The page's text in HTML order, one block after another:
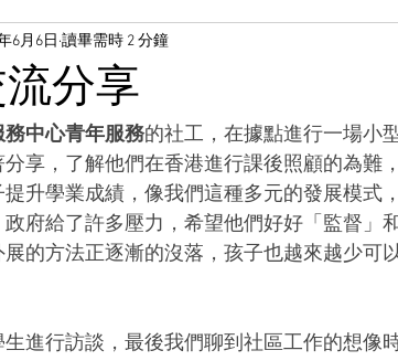
分享
6月6日 讀畢需時 2 分鐘
中心青年服務的社工，在據點進行一場小
享，了解他們在香港進行課後照顧的為難
升學業成績，像我們這種多元的發展模式
府給了許多壓力，希望他們好好「監督」
的方法正逐漸的沒落，孩子也越來越少可
進行訪談，最後我們聊到社區工作的想像